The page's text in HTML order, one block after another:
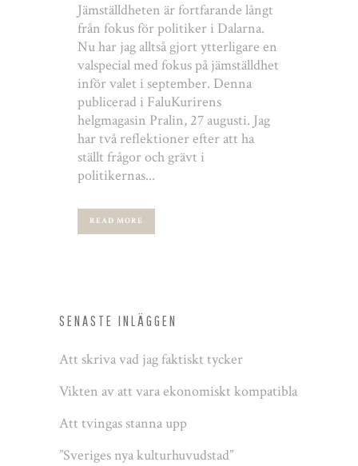
Jämställdheten är fortfarande långt
från fokus för politiker i Dalarna.
Nu har jag alltså gjort ytterligare en
valspecial med fokus på jämställdhet
inför valet i september. Denna
publicerad i FaluKurirens
helgmagasin Pralin, 27 augusti. Jag
har två reflektioner efter att ha
ställt frågor och grävt i
politikernas...
READ MORE
SENASTE INLÄGGEN
Att skriva vad jag faktiskt tycker
Vikten av att vara ekonomiskt kompatibla
Att tvingas stanna upp
”Sveriges nya kulturhuvudstad”